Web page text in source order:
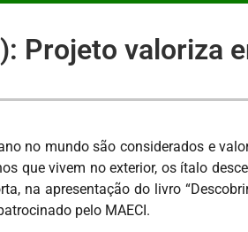
Projeto valoriza
no mundo são considerados e
que vivem no exterior, os ítalo
na apresentação do livro
pelo MAECI.